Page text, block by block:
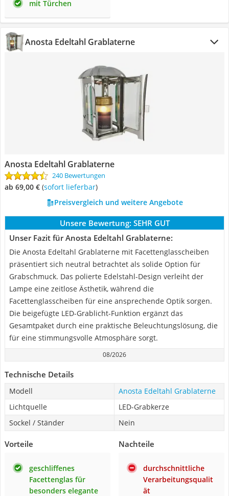
mit Türchen
Anosta Edeltahl Grablaterne
Anosta Edeltahl Grablaterne
240 Bewertungen
ab 69,00 € ( Sofort lieferbar)
Preisvergleich und weitere Angebote
Unsere Bewertung: SEHR GUT
Unser Fazit für Anosta Edeltahl Grablaterne:
Die Anosta Edeltahl Grablaterne mit Facettenglasscheiben
präsentiert sich neutral betrachtet als solide Option für
Grabschmuck. Das polierte Edelstahl-Design verleiht der
Lampe eine zeitlose Ästhetik, während die
Facettenglasscheiben für eine ansprechende Optik sorgen.
Die beigefügte LED-Grablicht-Funktion ergänzt das
Gesamtpaket durch eine praktische Beleuchtungslösung, die
für eine stimmungsvolle Atmosphäre sorgt.
08/2026
Technische Details
Modell
Anosta Edeltahl Grablaterne
Lichtquelle
LED-Grabkerze
Sockel / Ständer
Nein
Vorteile
geschliffenes
Facettenglas für
besonders elegante
Nachteile
durchschnittliche
Verarbeitungsqualit
ät